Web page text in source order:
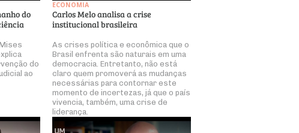
do
do
ao
ECONOMIA
Carlos Melo analisa a crise
institucional brasileira
As crises política e econômica que o
Brasil enfrenta são naturais em uma
democracia. Entretanto, não está
claro quem promoverá as mudanças
necessárias para contornar este
momento de incertezas, já que o país
vivencia, também, uma crise de
liderança.